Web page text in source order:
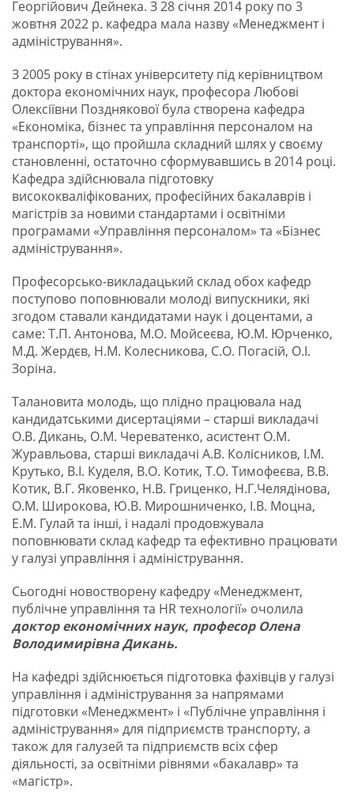
Георгійович Дейнека. З 28 січня 2014 року по 3
жовтня 2022 р. кафедра мала назву «Менеджмент і
адміністрування».
З 2005 року в стінах університету під керівництвом
доктора економічних наук, професора Любові
Олексіївни Позднякової була створена кафедра
«Економіка, бізнес та управління персоналом на
транспорті», що пройшла складний шлях у своєму
становленні, остаточно сформувавшись в 2014 році.
Кафедра здійснювала підготовку
висококваліфікованих, професійних бакалаврів і
магістрів за новими стандартами і освітніми
програмами «Управління персоналом» та «Бізнес
адміністрування».
Професорсько-викладацький склад обох кафедр
поступово поповнювали молоді випускники, які
згодом ставали кандидатами наук і доцентами, а
саме: Т.П. Антонова, М.О. Мойсеєва, Ю.М. Юрченко,
М.Д. Жердєв, Н.М. Колесникова, С.О. Погасій, О.І.
Зоріна.
Талановита молодь, що плідно працювала над
кандидатськими дисертаціями – старші викладачі
О.В. Дикань, О.М. Череватенко, асистент О.М.
Журавльова, старші викладачі А.В. Колісников, І.М.
Крутько, В.І. Куделя, В.О. Котик, Т.О. Тимофеєва, В.В.
Котик, В.Г. Яковенко, Н.В. Гриценко, Н.Г.Челядінова,
О.М. Широкова, Ю.В. Мирошниченко, І.В. Моцна,
Е.М. Гулай та інші, і надалі продовжувала
поповнювати склад кафедр та ефективно працювати
у галузі управління і адміністрування.
Сьогодні новостворену кафедру «Менеджмент,
публічне управління та HR технології» очолила
доктор економічних наук, професор Олена
Володимирівна Дикань.
На кафедрі здійснюється підготовка фахівців у галузі
управління і адміністрування за напрямами
підготовки «Менеджмент» і «Публічне управління і
адміністрування» для підприємств транспорту, а
також для галузей та підприємств всіх сфер
діяльності, за освітніми рівнями «бакалавр» та
«магістр».